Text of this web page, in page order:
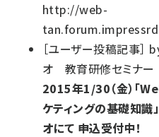
http://web-
［ユーザー投稿記事］
オ 教育研修セミナー
2015年1/30（金）「
ケティングの基礎知識
オにて 申込受付中！